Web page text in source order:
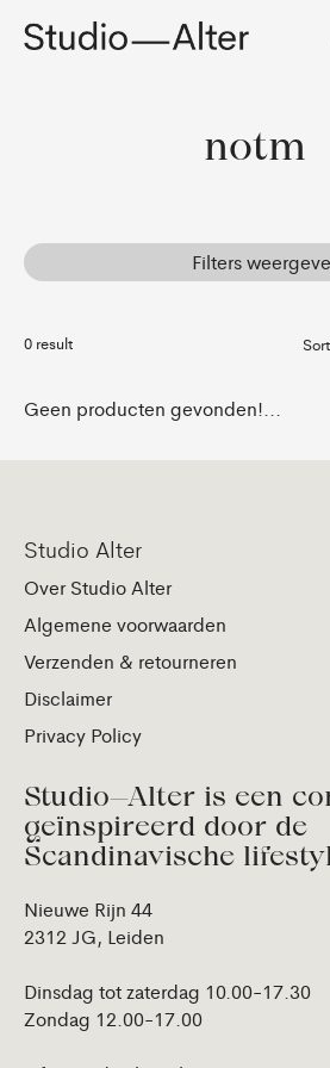
notm
Filters
0 result
Geen producten gevonden!...
Studio Alter
Over Studio Alter
Algemene voorwaarden
Verzenden & retourneren
Disclaimer
Privacy Policy
Studio—Alter is een
geïnspireerd door de
Scandinavische
Nieuwe Rijn 44
2312 JG, Leiden
Dinsdag tot zaterdag 10.00-17.30
Zondag 12.00-17.00